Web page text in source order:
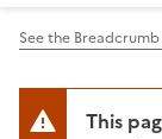
See the
This page has been automatically